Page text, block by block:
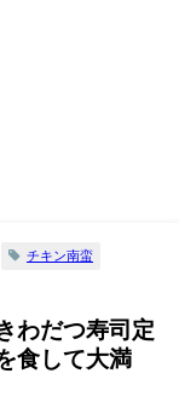
チキン南蛮
わだつ寿司定
食して大満